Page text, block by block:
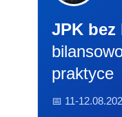
JPK bez
praktyce
📅 11-